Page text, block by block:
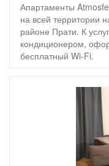
Апартаменты
на всей территории
районе Прати. К
кондиционером,
бесплатный Wi-Fi.